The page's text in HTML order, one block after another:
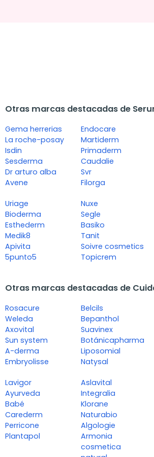
Otras marcas destacadas de
Gema herrerias
La roche-posay
Isdin
Sesderma
Dr arturo alba
Avene
Endocare
Martiderm
Primaderm
Caudalie
Svr
Filorga
Uriage
Bioderma
Esthederm
Medik8
Apivita
5punto5
Nuxe
Segle
Basiko
Tanit
Soivre cosmetics
Topicrem
Otras marcas destacadas de
Rosacure
Weleda
Axovital
Sun system
A-derma
Embryolisse
Belcils
Bepanthol
Suavinex
Botánicapharma
Liposomial
Natysal
Lavigor
Ayurveda
Babé
Carederm
Perricone
Plantapol
Aslavital
Integralia
Klorane
Naturabio
Algologie
Armonia
cosmetica